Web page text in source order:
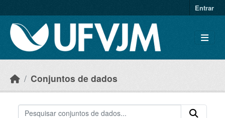
Entrar
Conjuntos de dados